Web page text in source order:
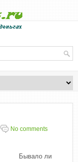
No comments
Бывало ли